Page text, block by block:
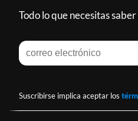
Todo lo que necesitas
Suscribirse implica aceptar los